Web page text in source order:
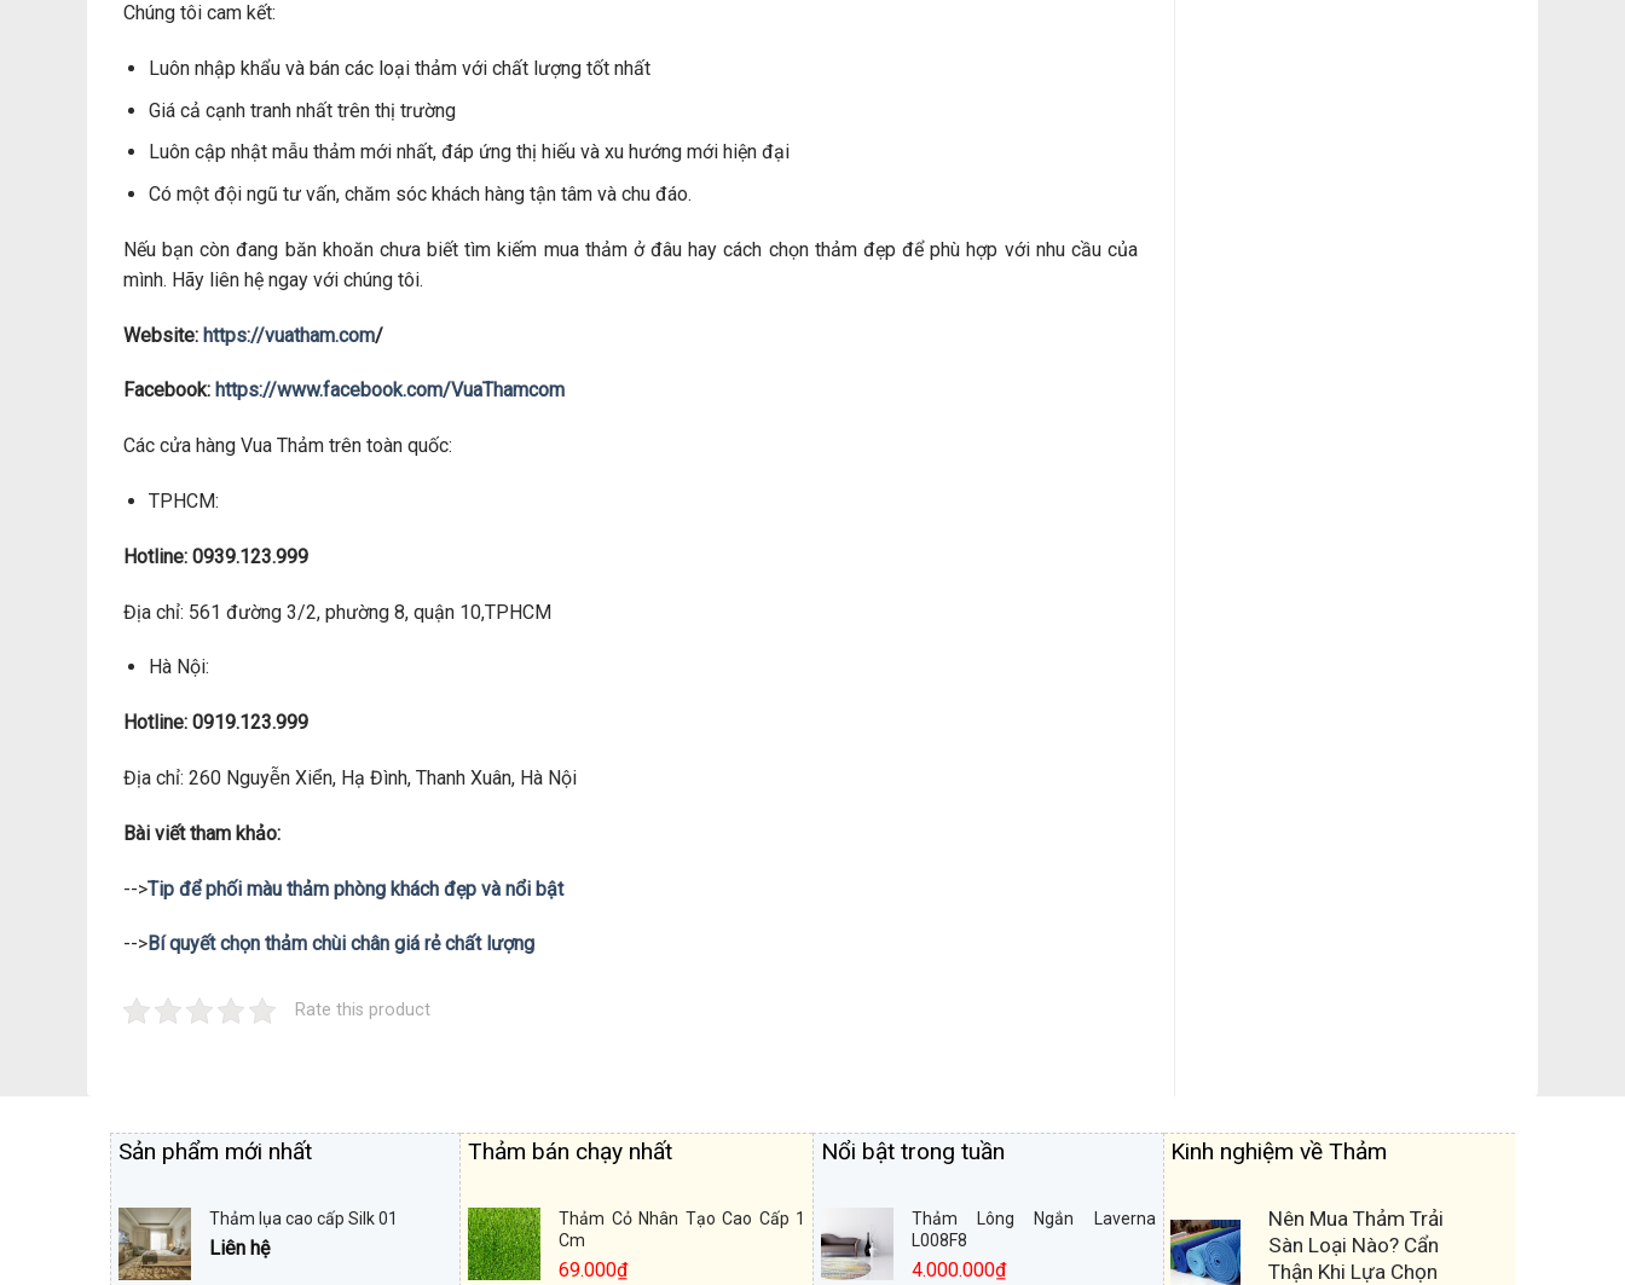
Chúng tôi cam kết:
Luôn nhập khẩu và bán các loại thảm với chất lượng tốt nhất
Giá cả cạnh tranh nhất trên thị trường
Luôn cập nhật mẫu thảm mới nhất, đáp ứng thị hiếu và xu hướng mới hiện đại
Có một đội ngũ tư vấn, chăm sóc khách hàng tận tâm và chu đáo.
Nếu bạn còn đang băn khoăn chưa biết tìm kiếm mua thảm ở đâu hay cách chọn thảm đẹp để phù hợp với nhu cầu của
mình. Hãy liên hệ ngay với chúng tôi.
Website: https://vuatham.com/
Facebook: https://www.facebook.com/VuaThamcom
Các cửa hàng Vua Thảm trên toàn quốc:
TPHCM:
Hotline: 0939.123.999
Địa chỉ: 561 đường 3/2, phường 8, quận 10,TPHCM
Hà Nội:
Hotline: 0919.123.999
Địa chỉ: 260 Nguyễn Xiển, Hạ Đình, Thanh Xuân, Hà Nội
Bài viết tham khảo:
-->Tip để phối màu thảm phòng khách đẹp và nổi bật
-->Bí quyết chọn thảm chùi chân giá rẻ chất lượng
Rate this product
Sản phẩm mới nhất
Thảm lụa cao cấp Silk 01
Liên hệ
Thảm bán chạy nhất
Thảm Cỏ Nhân Tạo Cao Cấp 1
Cm
69.000₫
Nổi bật trong tuần
Thảm Lông Ngắn Laverna
L008F8
4.000.000₫
Kinh nghiệm về Thảm
Nên Mua Thảm Trải
Sàn Loại Nào? Cẩn
Thận Khi Lựa Chọn